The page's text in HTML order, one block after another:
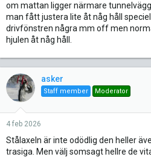
om mattan ligger närmare
man fått justera lite åt någ håll
drivfönstren några mm off men
hjulen åt någ håll.
asker
Staff member Moderator
4 feb 2026
Stålaxeln är inte odödlig den heller
trasiga. Men välj somsagt hellre de